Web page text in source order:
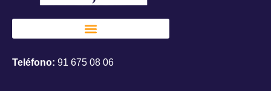
Teléfono: 91 675 08 06